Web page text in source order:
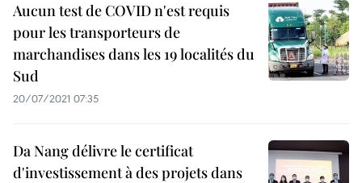
Aucun test de COVID n'est requis
pour les transporteurs de
marchandises dans les 19 localités du
Sud
20/07/2021 07:35
Da Nang délivre le certificat
d'investissement à des projets dans